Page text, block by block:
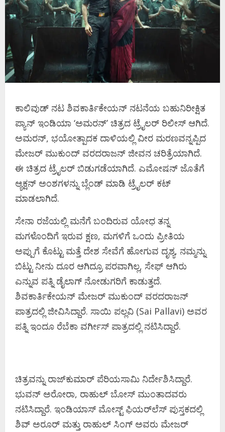
ಕಾಲಿವುಡ್ ನಟ ಶಿವಕಾರ್ತಿಕೇಯನ್ ನಟನೆಯ ಬಹುನಿರೀಕ್ಷಿತ
ಪ್ಯಾನ್ ಇಂಡಿಯಾ ‘ಅಮರನ್’ ಚಿತ್ರದ ಟ್ರೈಲರ್ ರಿಲೀಸ್ ಆಗಿದೆ.
ಅಮರನ್, ಭಯೋತ್ಪಾದಕ ದಾಳಿಯಲ್ಲಿ ವೀರ ಮರಣವನ್ನಪ್ಪಿದ
ಮೇಜರ್ ಮುಕುಂದ್ ವರದರಾಜನ್ ಜೀವನ ಚರಿತ್ರೆಯಾಗಿದೆ.
ಈ ಚಿತ್ರದ ಟ್ರೈಲರ್ ಬಿಡುಗಡೆಯಾಗಿದೆ. ಎಮೋಷನ್ ಜೊತೆಗೆ
ಆ್ಯಕ್ಷನ್ ಅಂಶಗಳನ್ನು ಬ್ಲೆಂಡ್ ಮಾಡಿ ಟ್ರೈಲರ್ ಕಟ್
ಮಾಡಲಾಗಿದೆ.
ಸೇನಾ ರಜೆಯಲ್ಲಿ ಮನೆಗೆ ಬಂದಿರುವ ಯೋಧ ತನ್ನ
ಮಗಳೊಂದಿಗೆ ಇರುವ ಕ್ಷಣ, ಮಗಳಿಗೆ ಒಂದು ಪ್ರೀತಿಯ
ಅಪ್ಪುಗೆ ಕೊಟ್ಟು ಮತ್ತೆ ದೇಶ ಸೇವೆಗೆ ಹೋಗುವ ದೃಶ್ಯ, ನಮ್ಮನ್ನು
ಬಿಟ್ಟು ನೀನು ದೂರ ಆಗಿದ್ರೂ ಪರವಾಗಿಲ್ಲ, ಸೇಫ್ ಆಗಿರು
ಎನ್ನುವ ಪತ್ನಿ ಡೈಲಾಗ್ ನೋಡುಗರಿಗೆ ಕಾಡುತ್ತದೆ.
ಶಿವಕಾರ್ತಿಕೇಯನ್ ಮೇಜರ್ ಮುಕುಂದ್ ವರದರಾಜನ್
ಪಾತ್ರದಲ್ಲಿ ಜೀವಿಸಿದ್ದಾರೆ. ಸಾಯಿ ಪಲ್ಲವಿ (Sai Pallavi) ಅವರ
ಪತ್ನಿ ಇಂದೂ ರೆಬೆಕಾ ವರ್ಗೀಸ್ ಪಾತ್ರದಲ್ಲಿ ನಟಿಸಿದ್ದಾರೆ.
ಚಿತ್ರವನ್ನು ರಾಜ್‌ಕುಮಾರ್ ಪೆರಿಯಸಾಮಿ ನಿರ್ದೇಶಿಸಿದ್ದಾರೆ.
ಭುವನ್ ಅರೋರಾ, ರಾಹುಲ್ ಬೋಸ್ ಮುಂತಾದವರು
ನಟಿಸಿದ್ದಾರೆ. ಇಂಡಿಯಾಸ್ ಮೋಸ್ಟ್ ಫಿಯರ್‌ಲೆಸ್ ಪುಸ್ತಕದಲ್ಲಿ
ಶಿವ್ ಅರೂರ್ ಮತ್ತು ರಾಹುಲ್ ಸಿಂಗ್ ಅವರು ಮೇಜರ್